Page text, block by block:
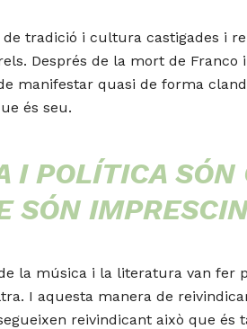
de tradició i cultura castigades i
Després de la mort de
manifestar quasi de forma
és seu.
I POLÍTICA
SÓN
la música i la literatura van
I aquesta manera de
reivindicant això que